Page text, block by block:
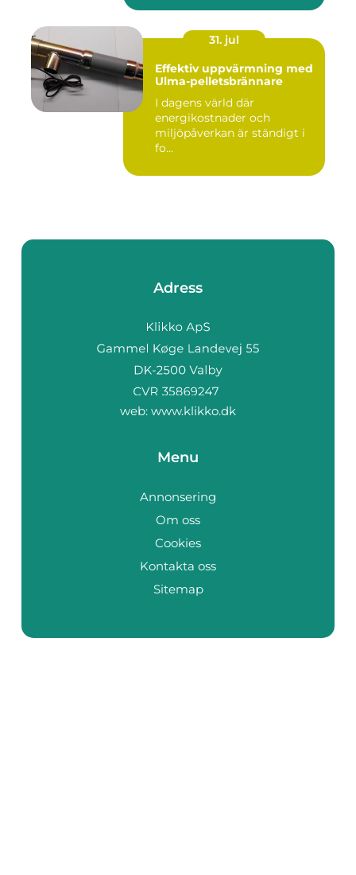
31. jul
Effektiv uppvärmning med
Ulma-pelletsbrännare
I dagens värld där
energikostnader och
miljöpåverkan är ständigt i
fo...
Adress
web: www.klikko.dk
Menu
Annonsering
Om oss
Cookies
Kontakta oss
Sitemap